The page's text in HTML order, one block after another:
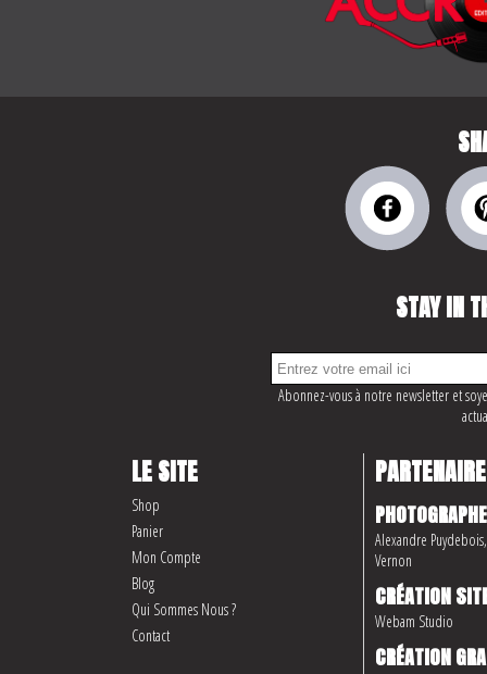
STAY IN
Abonnez-vous à notre newsletter et
LE SITE
Shop
Panier
Mon Compte
Blog
Qui Sommes Nous ?
Contact
PHOTOGRAPHE
Alexandre
Vernon
CRÉATION
Webam Studio
CRÉATION